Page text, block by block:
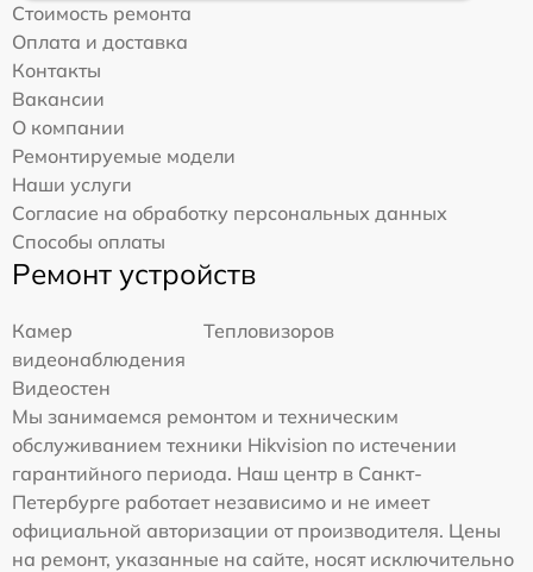
Стоимость ремонта
Оплата и доставка
Контакты
Вакансии
О компании
Ремонтируемые модели
Наши услуги
Согласие на обработку персональных данных
Способы оплаты
Ремонт устройств
Камер
видеонаблюдения
Тепловизоров
Видеостен
Мы занимаемся ремонтом и техническим
обслуживанием техники Hikvision по истечении
гарантийного периода. Наш центр в Санкт-
Петербурге работает независимо и не имеет
официальной авторизации от производителя. Цены
на ремонт, указанные на сайте, носят исключительно